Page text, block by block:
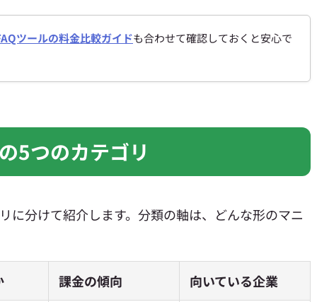
ツールの料金比較ガイドも合わせて確認しておくと安心で
5つのカテゴリ
に分けて紹介します。分類の軸は、どんな形のマニ
課金の傾向 向いている企業